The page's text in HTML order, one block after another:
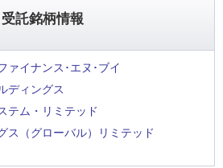
受託銘柄情報
ァイナンス･エヌ･ブイ
ディングス
テム・リミテッド
ス（グローバル）リミテッド